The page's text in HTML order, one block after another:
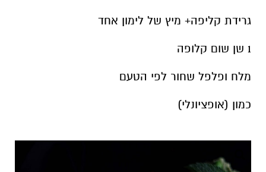
גרידת קליפה+ מיץ של לימון אחד
1 שן שום קלופה
מלח ופלפל שחור לפי הטעם
כמון (אופציונלי)